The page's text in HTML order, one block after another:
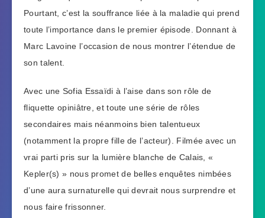
Pourtant, c’est la souffrance liée à la maladie qui prend
toute l’importance dans le premier épisode. Donnant à
Marc Lavoine l’occasion de nous montrer l’étendue de
son talent.
Avec une Sofia Essaïdi à l’aise dans son rôle de
fliquette opiniâtre, et toute une série de rôles
secondaires mais néanmoins bien talentueux
(notamment la propre fille de l’acteur). Filmée avec un
vrai parti pris sur la lumière blanche de Calais, «
Kepler(s) » nous promet de belles enquêtes nimbées
d’une aura surnaturelle qui devrait nous surprendre et
nous faire frissonner.